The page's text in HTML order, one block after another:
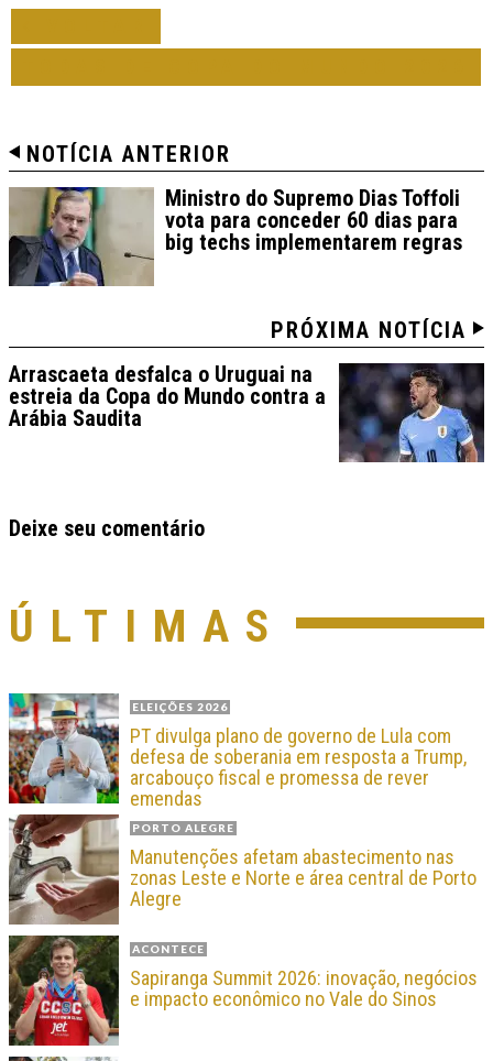
NOTÍCIA ANTERIOR
Ministro do Supremo Dias Toffoli
vota para conceder 60 dias para
big techs implementarem regras
PRÓXIMA NOTÍCIA
Arrascaeta desfalca o Uruguai na
estreia da Copa do Mundo contra a
Arábia Saudita
Deixe seu comentário
ÚLTIMAS
ELEIÇÕES 2026
PT divulga plano de governo de Lula com
defesa de soberania em resposta a Trump,
arcabouço fiscal e promessa de rever
emendas
PORTO ALEGRE
Manutenções afetam abastecimento nas
zonas Leste e Norte e área central de Porto
Alegre
ACONTECE
Sapiranga Summit 2026: inovação, negócios
e impacto econômico no Vale do Sinos